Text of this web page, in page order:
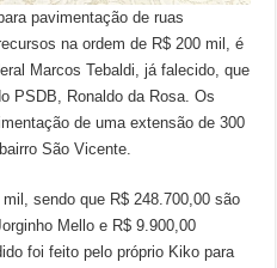
pavimentação de ruas
na ordem de R$ 200 mil, é
Marcos Tebaldi, já falecido, que
PSDB, Ronaldo da Rosa. Os
de uma extensão de 300
São Vicente.
sendo que R$ 248.700,00 são
Mello e R$ 9.900,00
foi feito pelo próprio Kiko para